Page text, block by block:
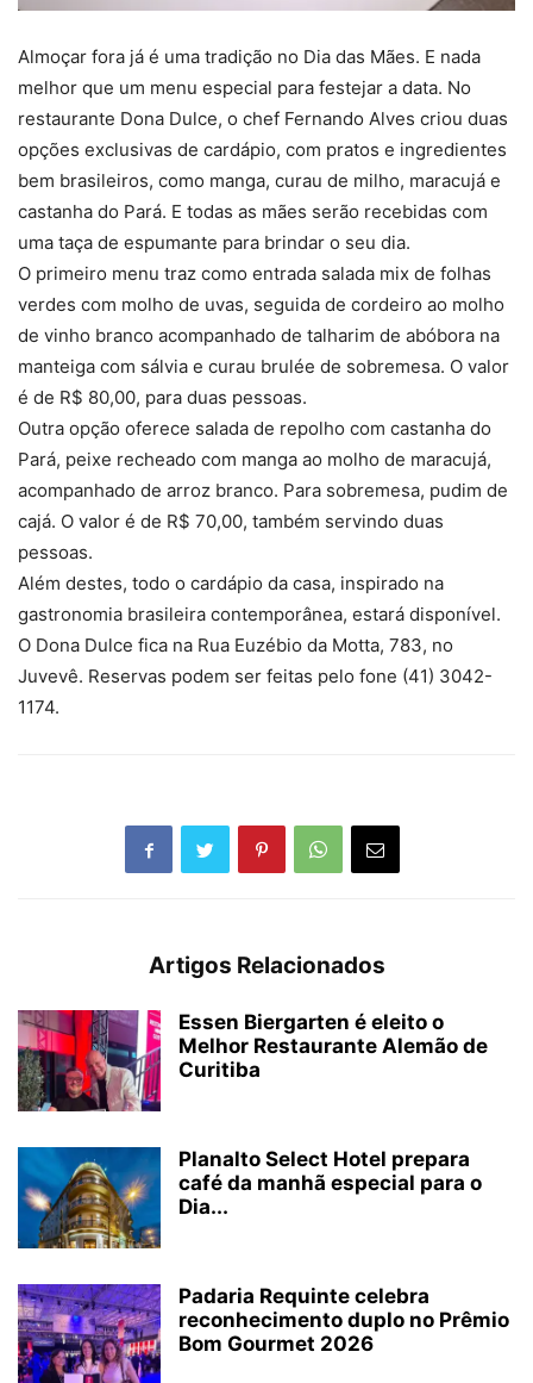
Almoçar fora já é uma tradição no Dia das Mães. E nada
melhor que um menu especial para festejar a data. No
restaurante Dona Dulce, o chef Fernando Alves criou duas
opções exclusivas de cardápio, com pratos e ingredientes
bem brasileiros, como manga, curau de milho, maracujá e
castanha do Pará. E todas as mães serão recebidas com
uma taça de espumante para brindar o seu dia.
O primeiro menu traz como entrada salada mix de folhas
verdes com molho de uvas, seguida de cordeiro ao molho
de vinho branco acompanhado de talharim de abóbora na
manteiga com sálvia e curau brulée de sobremesa. O valor
é de R$ 80,00, para duas pessoas.
Outra opção oferece salada de repolho com castanha do
Pará, peixe recheado com manga ao molho de maracujá,
acompanhado de arroz branco. Para sobremesa, pudim de
cajá. O valor é de R$ 70,00, também servindo duas
pessoas.
Além destes, todo o cardápio da casa, inspirado na
gastronomia brasileira contemporânea, estará disponível.
O Dona Dulce fica na Rua Euzébio da Motta, 783, no
Juvevê. Reservas podem ser feitas pelo fone (41) 3042-
1174.
Artigos Relacionados
Essen Biergarten é eleito o
Melhor Restaurante Alemão de
Curitiba
Planalto Select Hotel prepara
café da manhã especial para o
Dia...
Padaria Requinte celebra
reconhecimento duplo no Prêmio
Bom Gourmet 2026